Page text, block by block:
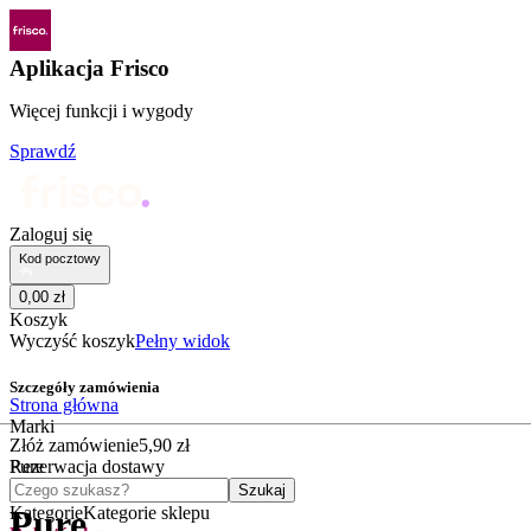
Aplikacja Frisco
Więcej funkcji i wygody
Sprawdź
Zaloguj się
Kod pocztowy
0,00 zł
Koszyk
Wyczyść koszykPełny widok
Szczegóły zamówienia
Złóż zamówienie5,90 zł
Rezerwacja dostawy
Czego szukasz?
Szukaj
KategorieKategorie sklepu
Strona główna
Marki
Pure